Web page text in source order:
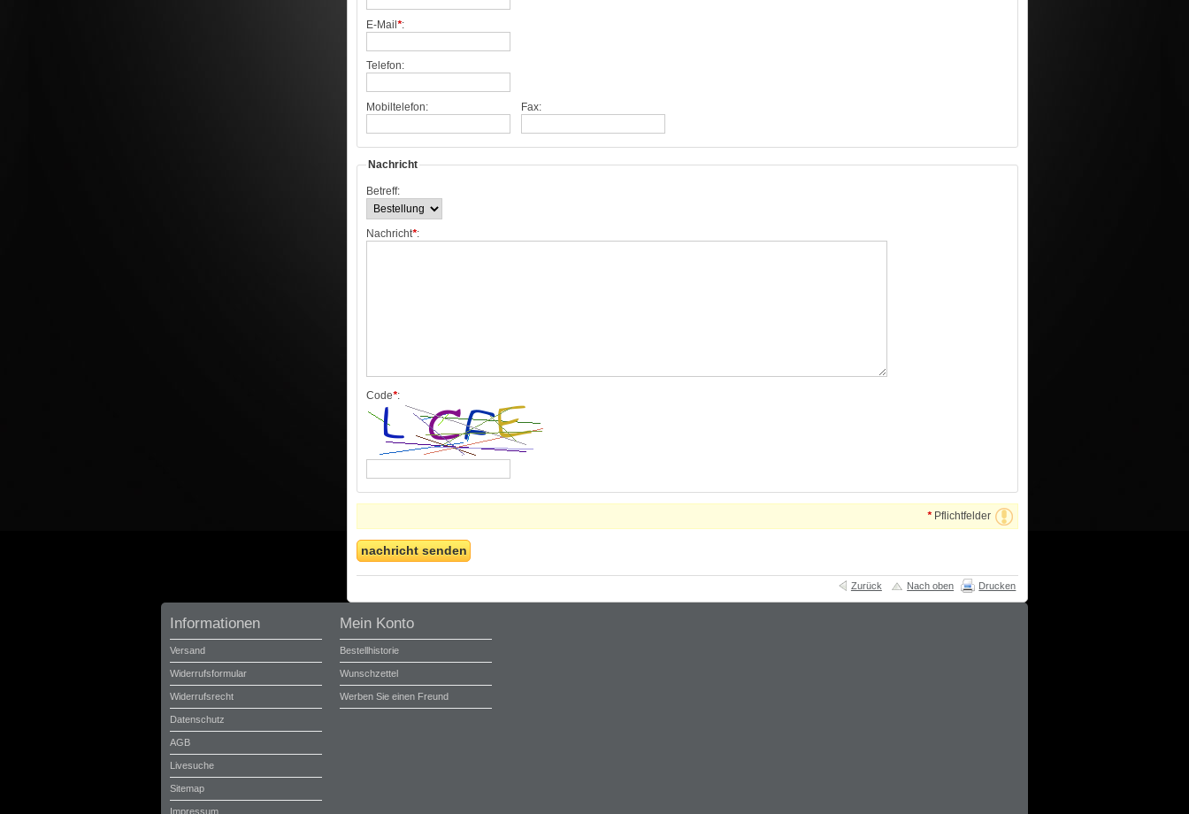
E-Mail*:
Telefon:
Mobiltelefon: Fax:
Nachricht
Betreff:
Nachricht*:
Code*:
* Pflichtfelder
nachricht senden
Zurück Nach oben Drucken
Informationen
Versand
Widerrufsformular
Widerrufsrecht
Datenschutz
AGB
Livesuche
Sitemap
Impressum
Mein Konto
Bestellhistorie
Wunschzettel
Werben Sie einen Freund